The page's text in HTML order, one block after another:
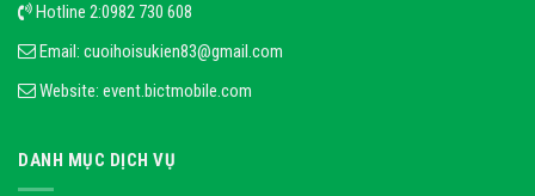
Hotline 2:0982 730 608
Email: cuoihoisukien83@gmail.com
Website: event.bictmobile.com
DANH MỤC DỊCH VỤ